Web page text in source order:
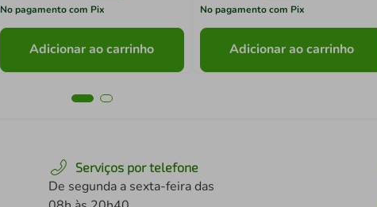
No pagamento com Pix
Adicionar ao carrinho
No pagamento com Pix
Adicionar ao carrinho
Serviços por telefone
De segunda a sexta-feira das